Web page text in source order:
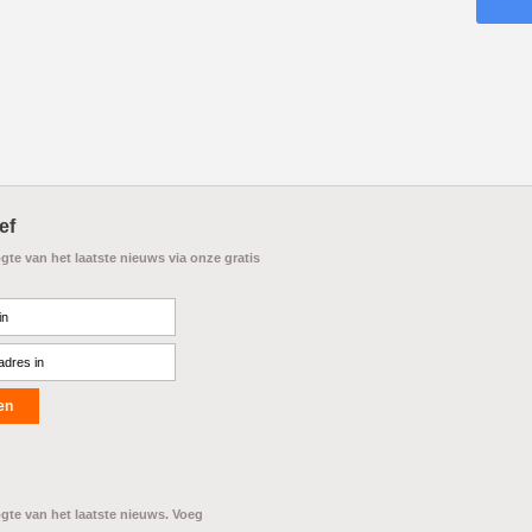
van het laatste nieuws via onze gratis
van het laatste nieuws. Voeg